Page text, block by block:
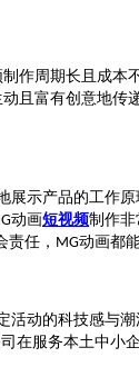
作周期长且成本
且富有创意地传
示产品的工作
动画短视频制作
责任， MG动画都
活动的科技感与
服务本土中小